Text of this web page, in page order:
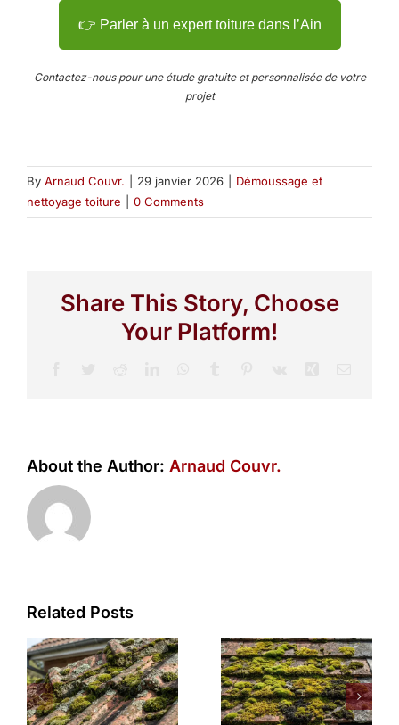
👉 Parler à un expert toiture dans l’Ain
Contactez-nous pour une étude gratuite et personnalisée de votre
projet
By Arnaud Couvr. 29 janvier 2026
Démoussage et
nettoyage toiture
0 Comments
Share This Story, Choose
Your Platform!
About the Author: Arnaud Couvr.
Related Posts